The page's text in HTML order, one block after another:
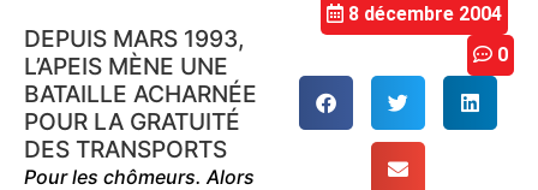
DEPUIS MARS 1993,
L’APEIS MÈNE UNE
BATAILLE ACHARNÉE
POUR LA GRATUITÉ
DES TRANSPORTS
Pour les chômeurs. Alors
8 décembre 2004
0